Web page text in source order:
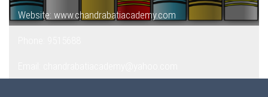
Website: www.chandrabatiacademy.com